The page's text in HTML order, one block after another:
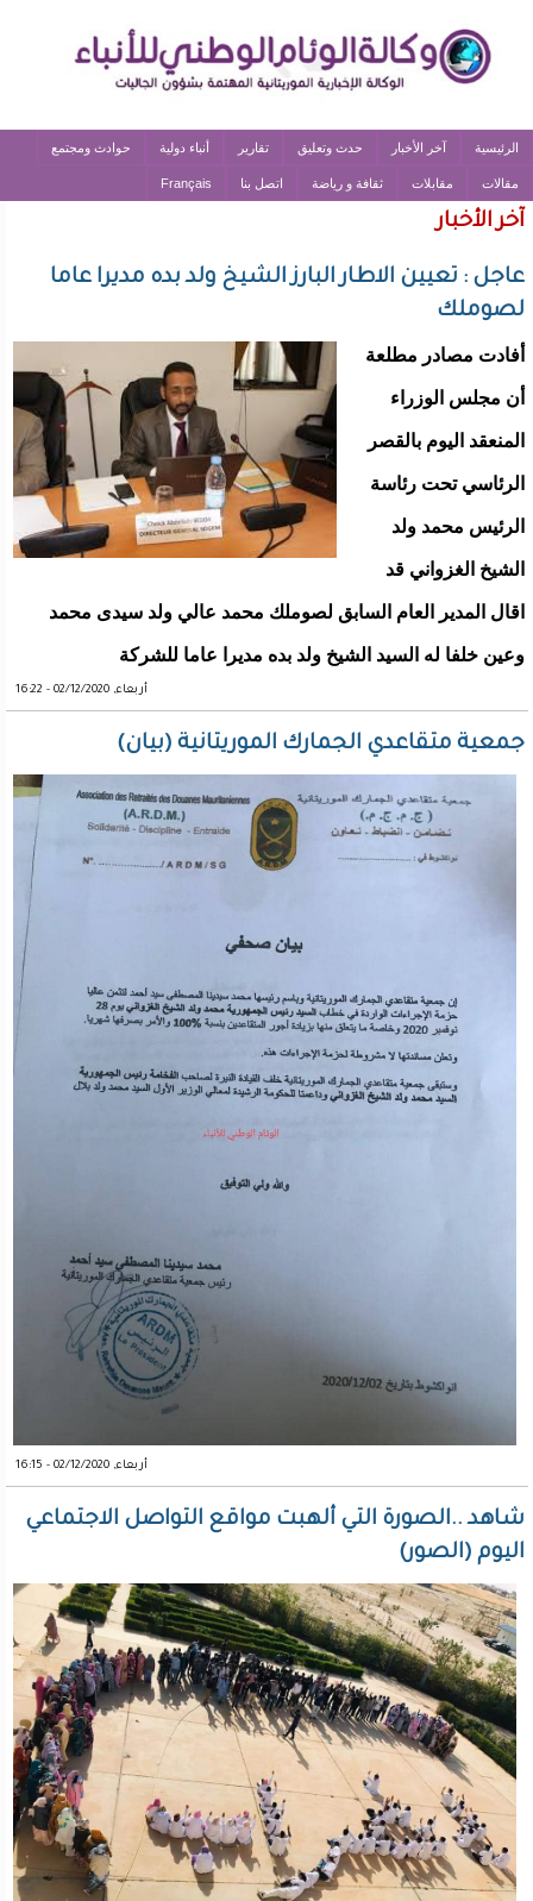
الرئيسية آخر الأخبار حدث وتعليق تقارير أنباء دولية حوادث ومجتمع
مقالات مقابلات ثقافة و رياضة اتصل بنا Français
آخر الأخبار
عاجل : تعيين الاطار البارز الشيخ ولد بده مديرا عاما
لصوملك
أفادت مصادر مطلعة
أن مجلس الوزراء
المنعقد اليوم بالقصر
الرئاسي تحت رئاسة
الرئيس محمد ولد
الشيخ الغزواني قد
اقال المدير العام السابق لصوملك محمد عالي ولد سيدى محمد
وعين خلفا له السيد الشيخ ولد بده مديرا عاما للشركة
أربعاء, 02/12/2020 - 16:22
جمعية متقاعدي الجمارك الموريتانية (بيان)
أربعاء, 02/12/2020 - 16:15
شاهد ..الصورة التي ألهبت مواقع التواصل الاجتماعي
اليوم (الصور)